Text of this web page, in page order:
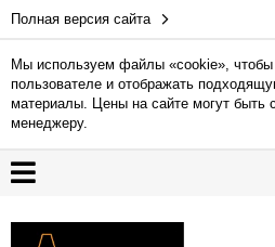
Полная версия сайта
Мы используем файлы «cookie», чтобы
пользователе и отображать
материалы. Цены на сайте могут быть
менеджеру.
Гарантия
Доставка
и